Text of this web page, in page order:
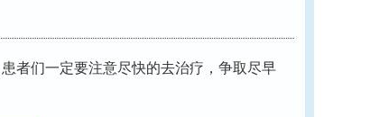
者们一定要注意尽快的去治疗，争取尽早